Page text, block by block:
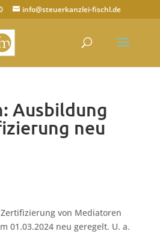
info@steuerkanzlei-fischl.de
Ausbildung
neu
von Mediatoren
01.03.2024 neu geregelt. U. a.